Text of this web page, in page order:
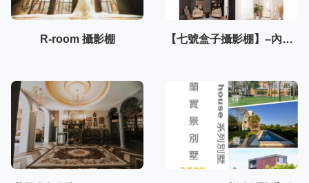
R-room 攝影棚 【七號盒子攝影棚】–內湖棚3F